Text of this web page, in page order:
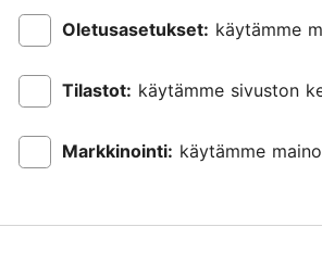
Oletusasetukset: käytämme
Tilastot: käytämme sivuston
Markkinointi: käytämme